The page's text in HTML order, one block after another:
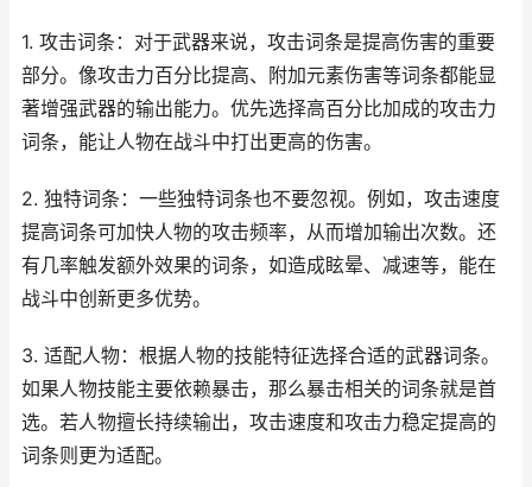
1. 攻击词条：对于武器来说，攻击词条是提高伤害的重要
部分。像攻击力百分比提高、附加元素伤害等词条都能显
著增强武器的输出能力。优先选择高百分比加成的攻击力
词条，能让人物在战斗中打出更高的伤害。
2. 独特词条：一些独特词条也不要忽视。例如，攻击速度
提高词条可加快人物的攻击频率，从而增加输出次数。还
有几率触发额外效果的词条，如造成眩晕、减速等，能在
战斗中创新更多优势。
3. 适配人物：根据人物的技能特征选择合适的武器词条。
如果人物技能主要依赖暴击，那么暴击相关的词条就是首
选。若人物擅长持续输出，攻击速度和攻击力稳定提高的
词条则更为适配。